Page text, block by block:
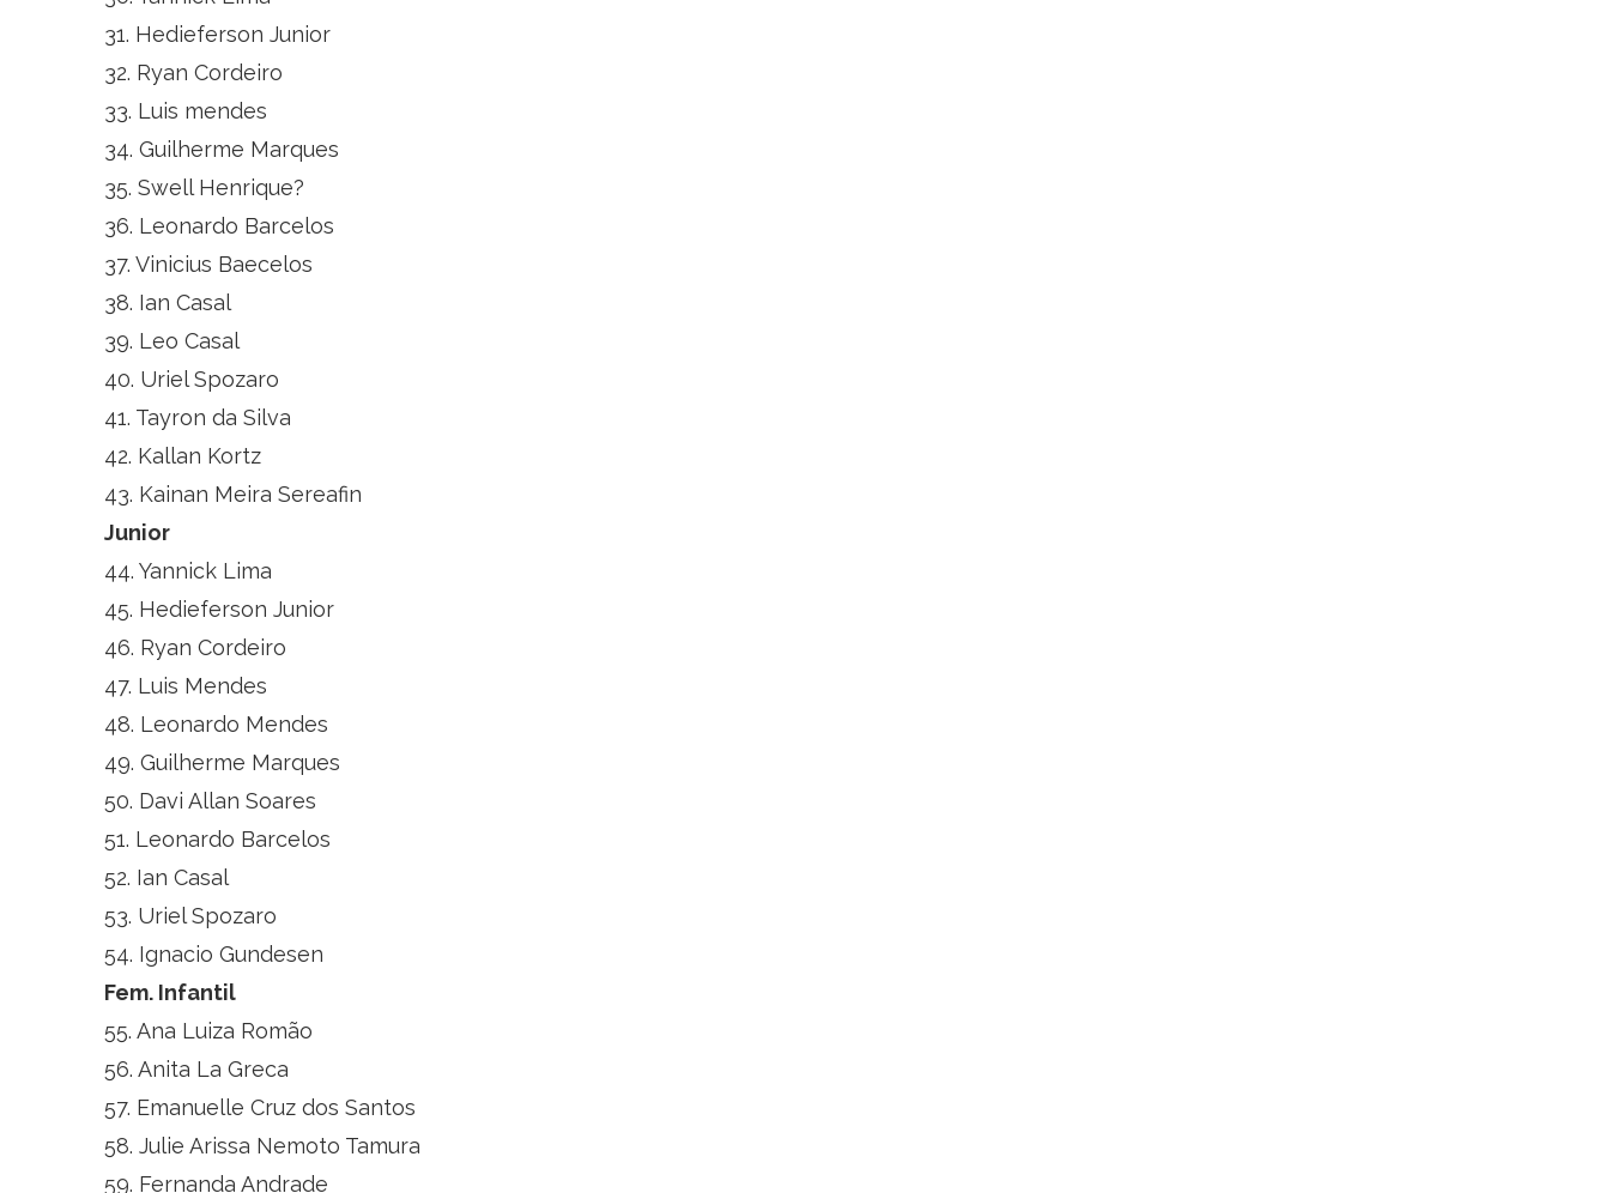
31. Hedieferson Junior
32. Ryan Cordeiro
33. Luis mendes
34. Guilherme Marques
35. Swell Henrique?
36. Leonardo Barcelos
37. Vinicius Baecelos
38. Ian Casal
39. Leo Casal
40. Uriel Spozaro
41. Tayron da Silva
42. Kallan Kortz
43. Kainan Meira Sereafin
Junior
44. Yannick Lima
45. Hedieferson Junior
46. Ryan Cordeiro
47. Luis Mendes
48. Leonardo Mendes
49. Guilherme Marques
50. Davi Allan Soares
51. Leonardo Barcelos
52. Ian Casal
53. Uriel Spozaro
54. Ignacio Gundesen
Fem. Infantil
55. Ana Luiza Romão
56. Anita La Greca
57. Emanuelle Cruz dos Santos
58. Julie Arissa Nemoto Tamura
59. Fernanda Andrade